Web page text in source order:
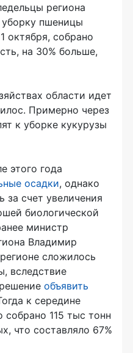
региона
пшеницы
октября, собрано
на 30% больше,
области идет
Примерно через
к уборке кукурузы
этого года
осадки, однако
за счет увеличения
биологической
министр
Владимир
сложилось
вследствие
объявить
к середине
собрано 115 тыс тонн
что составляло 67%